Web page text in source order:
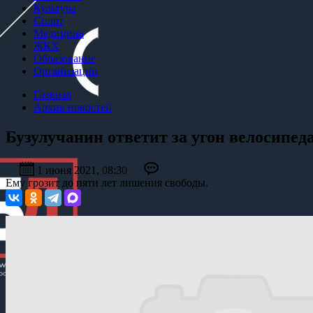
Культура
Спорт
Медицина
ЖКХ
Образование
Организации
Главная
Архив новостей
Бузулучанин ответит за угон
1 июня 2021, 08:30
Ему грозит до пяти лет лишения свободы.